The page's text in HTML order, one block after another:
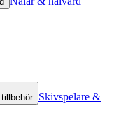
Skivspelare &